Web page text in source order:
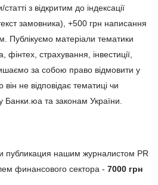
з відкритим до індексації
замовника), +500 грн написання
Публікуємо матеріали тематики
страхування, інвестиції,
за собою право відмовити у
він не відповідає тематиці чи
Банки.юа та законам України.
публикация нашим журналистом PR
финансового сектора - 7000 грн